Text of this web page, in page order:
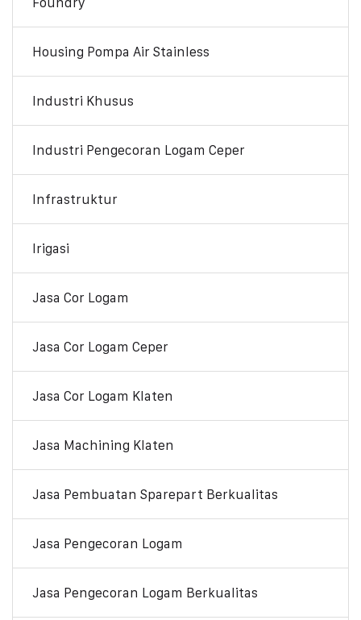
Housing Pompa Air Stainless
Industri Khusus
Industri Pengecoran Logam Ceper
Infrastruktur
Irigasi
Jasa Cor Logam
Jasa Cor Logam Ceper
Jasa Cor Logam Klaten
Jasa Machining Klaten
Jasa Pembuatan Sparepart Berkualitas
Jasa Pengecoran Logam
Jasa Pengecoran Logam Berkualitas